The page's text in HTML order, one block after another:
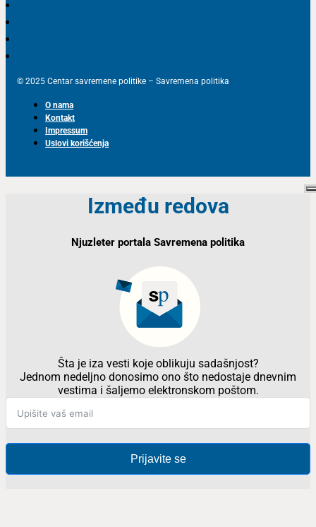
© 2025 Centar savremene politike – Savremena politika
O nama
Kontakt
Impressum
Uslovi korišćenja
Između redova
Njuzleter portala Savremena politika
Šta je iza vesti koje oblikuju sadašnjost?
Jednom nedeljno donosimo ono što nedostaje dnevnim
vestima i šaljemo elektronskom poštom.
Prijavite se